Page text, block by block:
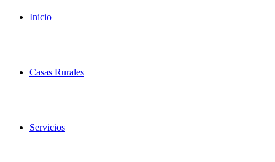
Inicio
Casas Rurales
Servicios